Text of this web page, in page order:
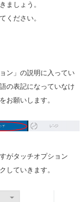
ましょう。
ください。
ン」の説明に入ってい
の表記になっていなけ
お願いします。
がタッチオプション
していきます。